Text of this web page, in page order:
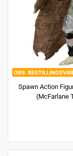
Spawn Action
(McFarlane